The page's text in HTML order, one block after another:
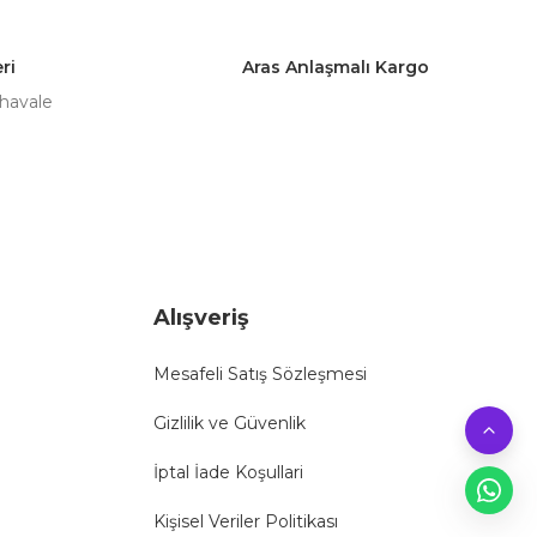
Aras Anlaşmalı Kargo
Alışveriş
Mesafeli Satış Sözleşmesi
Gizlilik ve Güvenlik
İptal İade Koşullari
Kişisel Veriler Politikası